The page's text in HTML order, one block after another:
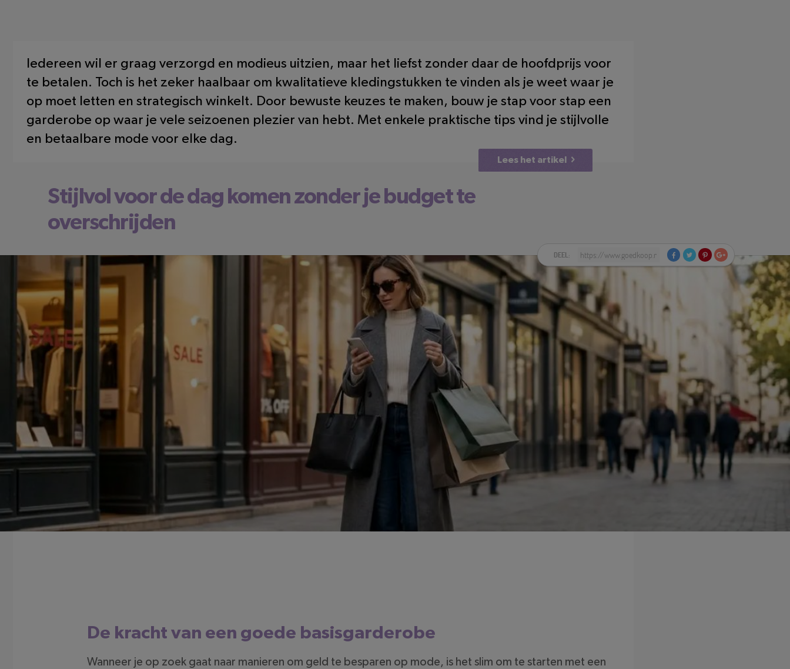
Iedereen wil er graag verzorgd en modieus uitzien, maar het liefst zonder daar de hoofdprijs voor
te betalen. Toch is het zeker haalbaar om kwalitatieve kledingstukken te vinden als je weet waar je
op moet letten en strategisch winkelt. Door bewuste keuzes te maken, bouw je stap voor stap een
garderobe op waar je vele seizoenen plezier van hebt. Met enkele praktische tips vind je stijlvolle
en betaalbare mode voor elke dag.
Lees het artikel
Stijlvol voor de dag komen zonder je budget te
overschrijden
DEEL:
LEESTIJD: 3 MINUTEN
De kracht van een goede basisgarderobe
Wanneer je op zoek gaat naar manieren om geld te besparen op mode, is het slim om te starten met een